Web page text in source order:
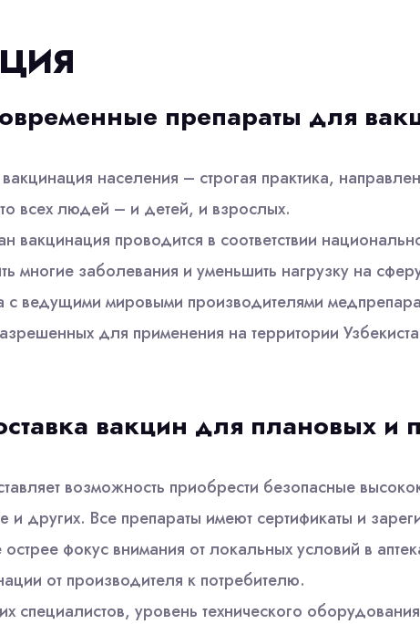
препараты для
населения – строгая практика,
всех людей – и детей, и взрослых.
вакцинация проводится в соответствии
многие заболевания и уменьшить нагрузку на
ведущими мировыми производителями
для применения на территории
вакцин для плановых и
возможность приобрести безопасные
и других. Все препараты имеют сертификаты и
фокус внимания от локальных условий в
от производителя к потребителю.
специалистов, уровень технического